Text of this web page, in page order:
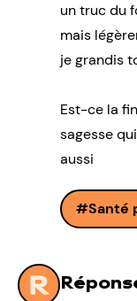
un truc du
mais
je grandis
Est-ce la
sagesse
aussi
Santé